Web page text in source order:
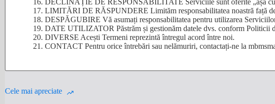
DECLINAȚIE DE RESPONSABILITATE Serviciile sunt oferite „așa
LIMITĂRI DE RĂSPUNDERE Limităm responsabilitatea noastră față
DESPĂGUBIRE Vă asumați responsabilitatea pentru utilizarea
DATE UTILIZATOR Păstrăm și gestionăm datele dvs. conform Politicii
DIVERSE Acești Termeni reprezintă întregul acord între noi.
CONTACT Pentru orice întrebări sau nelămuriri, contactați-ne la
Cele mai apreciate